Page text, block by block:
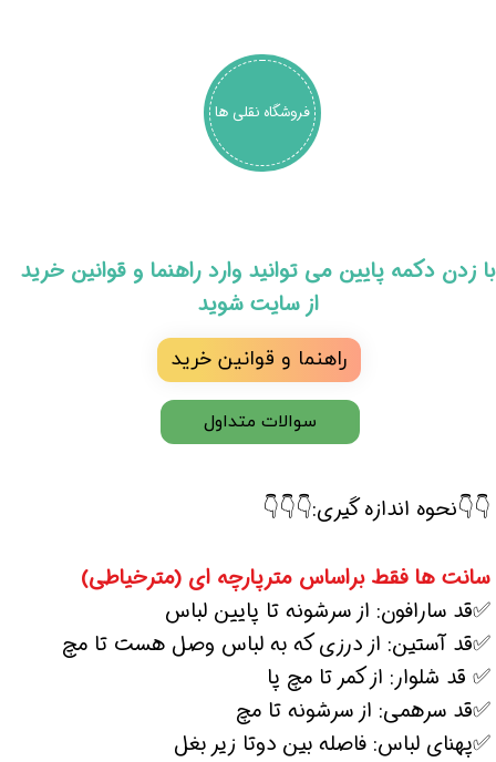
فروشگاه نقلی ها
​​با زدن دکمه پایین می توانید وارد راهنما و قوانین خرید
از سایت شوید
راهنما و قوانین خرید
👇👇نحوه اندازه گیری:👇👇👇
سانت ها فقط براساس مترپارچه ای (مترخیاطی)
✅قد سارافون: از سرشونه تا پایین لباس
✅قد آستین: از درزی که به لباس وصل هست تا مچ
✅ قد شلوار: از کمر تا مچ پا
✅قد سرهمی: از سرشونه تا مچ
✅پهنای لباس: فاصله بین دوتا زیر بغل
سوالات متداول